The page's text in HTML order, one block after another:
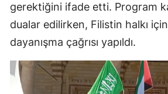
gerektiğini ifade etti. Program
dualar edilirken, Filistin halkı
dayanışma çağrısı yapıldı.